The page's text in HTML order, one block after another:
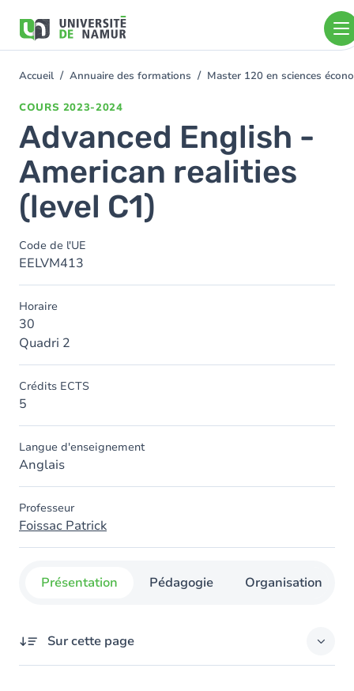
contenu
You
Accueil Annuaire des formations Master 120 en sciences
COURS 2023-2024
Advanced English -
American realities
(level C1)
Code de l'UE
EELVM413
Horaire
30
Quadri 2
Crédits ECTS
5
Langue d'enseignement
Anglais
Professeur
Foissac Patrick
Présentation Pédagogie Organisation
Sur cette page